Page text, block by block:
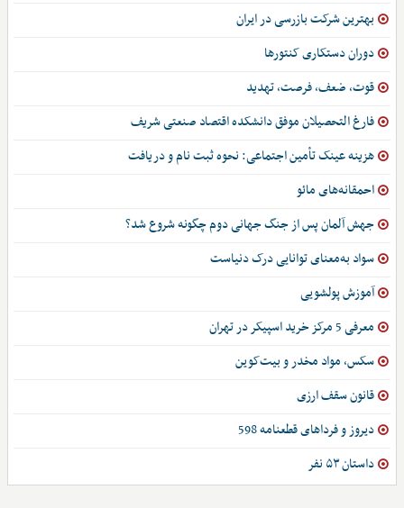
بهترین شرکت بازرسی در ایران
دوران دستکاری کنتورها
قوت، ضعف، فرصت، تهدید
فارغ التحصیلان موفق دانشکده اقتصاد صنعتی شریف
هزینه عینک تأمین اجتماعی: نحوه ثبت نام و دریافت
احمقانه‌های مائو
جهش آلمان پس از جنگ جهانی دوم چگونه شروع شد؟
سواد به‌معنای توانایی درک دنیاست
آموزش پولشویی
معرفی 5 مرکز خرید اسپیکر در تهران
سکس، مواد مخدر و بیت‌کوین
قانون سقف ارزی
دیروز و فرداهای قطعنامه 598
داستان ۵۳ نفر